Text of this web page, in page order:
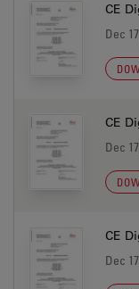
CE
Dec
CE
Dec
CE
Dec